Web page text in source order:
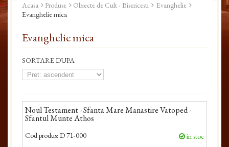
Acasa Produse Obiecte de Cult - Bisericesti
Evanghelie
Evanghelie mica
Evanghelie mica
SORTARE DUPA
Noul Testament - Sfanta Mare Manastire Vatoped -
Sfantul Munte Athos
Cod produs: D 71-000 in stoc